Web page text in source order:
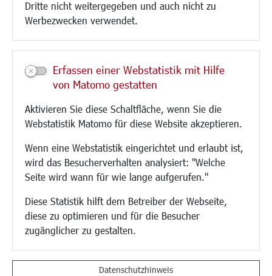
Dritte nicht weitergegeben und auch nicht zu
Werbezwecken verwendet.
Erfassen einer Webstatistik mit Hilfe
von Matomo gestatten
Aktivieren Sie diese Schaltfläche, wenn Sie die
Webstatistik Matomo für diese Website akzeptieren.
Wenn eine Webstatistik eingerichtet und erlaubt ist,
wird das Besucherverhalten analysiert: "Welche
Seite wird wann für wie lange aufgerufen."
Diese Statistik hilft dem Betreiber der Webseite,
diese zu optimieren und für die Besucher
zugänglicher zu gestalten.
Datenschutzhinweis
CINDY S
Kultur/Freizeit/Tourismus
Veranstaltungen
Neue Stadthalle Langen
Bäder
Musikschule
Stadtbücherei
Stadtarchiv
Museen
Hotels/Unterkünfte
Gastronomie
Kunstszene
Vereine und Institutionen